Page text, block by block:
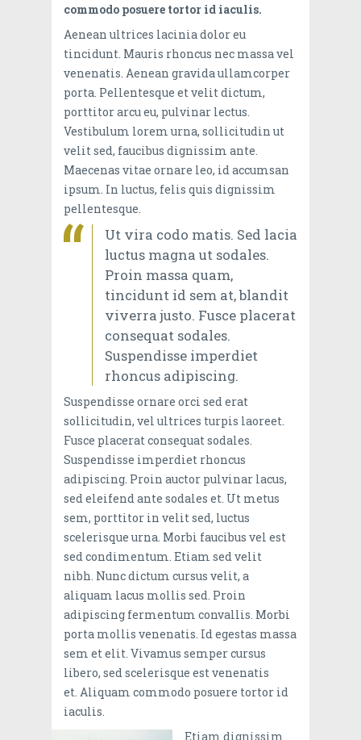
commodo posuere tortor id iaculis.
Aenean ultrices lacinia dolor eu
tincidunt. Mauris rhoncus nec massa vel
venenatis. Aenean gravida ullamcorper
porta. Pellentesque et velit dictum,
porttitor arcu eu, pulvinar lectus.
Vestibulum lorem urna, sollicitudin ut
velit sed, faucibus dignissim ante.
Maecenas vitae ornare leo, id accumsan
ipsum. In luctus, felis quis dignissim
pellentesque.
Ut vira codo matis. Sed lacia
luctus magna ut sodales.
Proin massa quam,
tincidunt id sem at, blandit
viverra justo. Fusce placerat
consequat sodales.
Suspendisse imperdiet
rhoncus adipiscing.
Suspendisse ornare orci sed erat
sollicitudin, vel ultrices turpis laoreet.
Fusce placerat consequat sodales.
Suspendisse imperdiet rhoncus
adipiscing. Proin auctor pulvinar lacus,
sed eleifend ante sodales et. Ut metus
sem, porttitor in velit sed, luctus
scelerisque urna. Morbi faucibus vel est
sed condimentum. Etiam sed velit
nibh. Nunc dictum cursus velit, a
aliquam lacus mollis sed. Proin
adipiscing fermentum convallis. Morbi
porta mollis venenatis. Id egestas massa
sem et elit. Vivamus semper cursus
libero, sed scelerisque est venenatis
et. Aliquam commodo posuere tortor id
iaculis.
Etiam dignissim